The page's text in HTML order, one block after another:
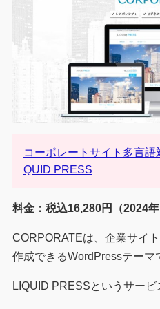
コーポレートサイト多言語
QUID PRESS
料金：税込16,280円（2024年
CORPORATEは、企業サイ
作成できるWordPressテーマ
LIQUID PRESSというサービ